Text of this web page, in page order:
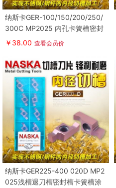
纳斯卡GER-100/150/200/250/
300C MP2025 内孔卡簧槽密封
槽退刀槽数控刀片
￥38.00 查看会员价
纳斯卡GER225-400 020D MP2
025浅槽退刀槽密封槽卡簧槽涂